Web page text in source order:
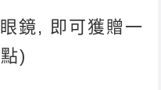
鏡, 即可獲贈一
)